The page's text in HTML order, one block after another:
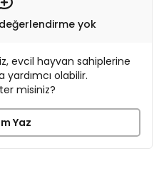
yok
evcil hayvan sahiplerine
olabilir.
misiniz?
Yaz